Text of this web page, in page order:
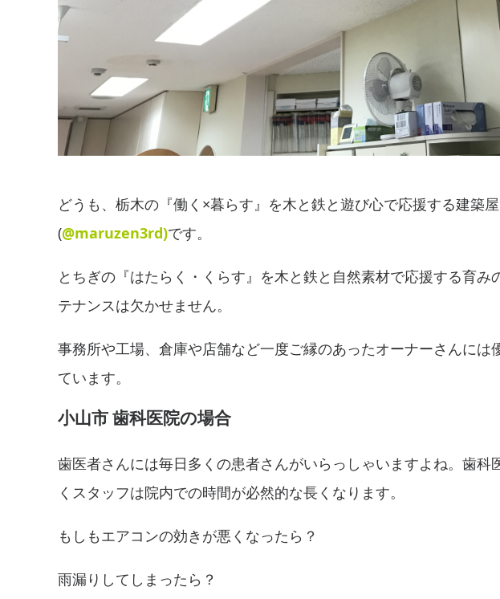
どうも、栃木の『働く×暮らす』を木と鉄と遊び心で応援する建築
(@maruzen3rd)です。
とちぎの『はたらく・くらす』を木と鉄と自然素材で応援する育
テナンスは欠かせません。
事務所や工場、倉庫や店舗など一度ご縁のあったオーナーさんには
ています。
小山市 歯科医院の場合
歯医者さんには毎日多くの患者さんがいらっしゃいますよね。歯科
くスタッフは院内での時間が必然的な長くなります。
もしもエアコンの効きが悪くなったら？
雨漏りしてしまったら？